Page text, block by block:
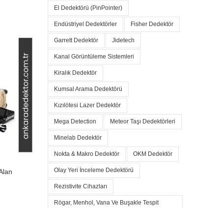
El Dedektörü (PinPointer)
Endüstriyel Dedektörler Fisher Dedektör
Garrett Dedektör Jidetech
Kanal Görüntüleme Sistemleri
Kiralık Dedektör
Kumsal Arama Dedektörü
Kızılötesi Lazer Dedektör
Mega Detection Meteor Taşı Dedektörleri
Minelab Dedektör
Nokta & Makro Dedektör OKM Dedektör
Olay Yeri İnceleme Dedektörü
Rezistivite Cihazları
Rögar, Menhol, Vana Ve Buşakle Tespit